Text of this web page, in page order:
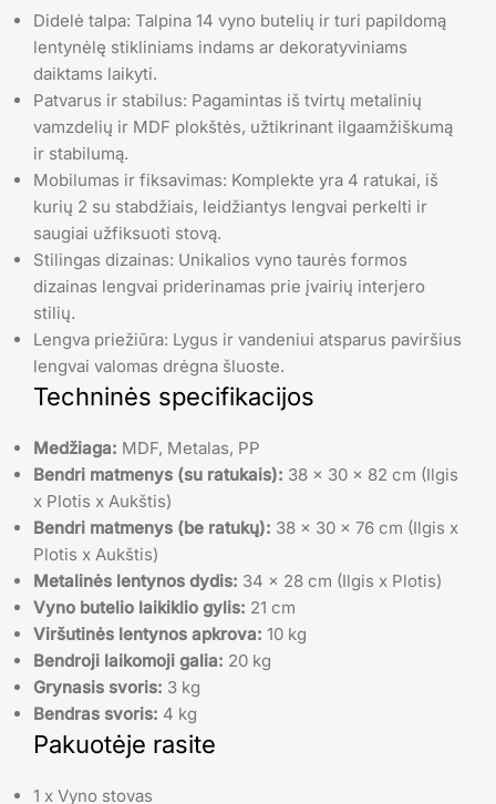
Didelė talpa: Talpina 14 vyno butelių ir turi papildomą
lentynėlę stikliniams indams ar dekoratyviniams
daiktams laikyti.
Patvarus ir stabilus: Pagamintas iš tvirtų metalinių
vamzdelių ir MDF plokštės, užtikrinant ilgaamžiškumą
ir stabilumą.
Mobilumas ir fiksavimas: Komplekte yra 4 ratukai, iš
kurių 2 su stabdžiais, leidžiantys lengvai perkelti ir
saugiai užfiksuoti stovą.
Stilingas dizainas: Unikalios vyno taurės formos
dizainas lengvai priderinamas prie įvairių interjero
stilių.
Lengva priežiūra: Lygus ir vandeniui atsparus paviršius
lengvai valomas drėgna šluoste.
Techninės specifikacijos
Medžiaga: MDF, Metalas, PP
Bendri matmenys (su ratukais): 38 x 30 x 82 cm (Ilgis
x Plotis x Aukštis)
Bendri matmenys (be ratukų): 38 x 30 x 76 cm (Ilgis x
Plotis x Aukštis)
Metalinės lentynos dydis: 34 x 28 cm (Ilgis x Plotis)
Vyno butelio laikiklio gylis: 21 cm
Viršutinės lentynos apkrova: 10 kg
Bendroji laikomoji galia: 20 kg
Grynasis svoris: 3 kg
Bendras svoris: 4 kg
Pakuotėje rasite
1 x Vyno stovas